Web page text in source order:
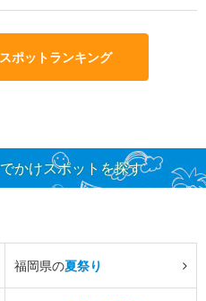
ポットランキング
かけスポットを探す
福岡県の夏祭り